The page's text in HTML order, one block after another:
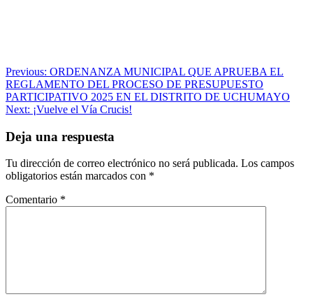
Navegación
de
entradas
Previous: ORDENANZA MUNICIPAL QUE APRUEBA EL
REGLAMENTO DEL PROCESO DE PRESUPUESTO
PARTICIPATIVO 2025 EN EL DISTRITO DE UCHUMAYO
Next: ¡Vuelve el Vía Crucis!
Deja una respuesta
Tu dirección de correo electrónico no será publicada. Los campos
obligatorios están marcados con *
Comentario *